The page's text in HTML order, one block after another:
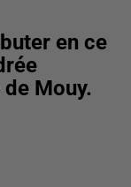
en ce
Mouy.